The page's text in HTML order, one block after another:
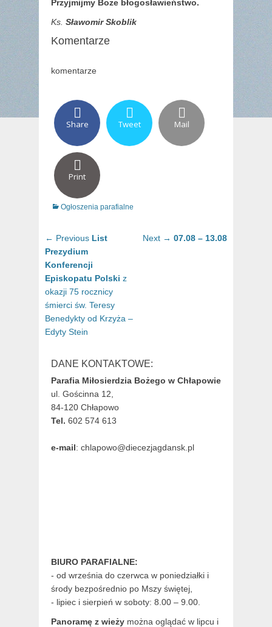
Przyjmijmy Boże błogosławieństwo.
Ks. Sławomir Skoblik
Komentarze
komentarze
Share Tweet Mail
Print
Categories
Ogłoszenia parafialne
Nawigacja
wpisu
← Previous Previous
List
Prezydium
Konferencji
Episkopatu Polski z
okazji 75 rocznicy
śmierci św. Teresy
Benedykty od Krzyża –
Edyty Stein
Next → Next
07.08 – 13.08
DANE KONTAKTOWE:
Parafia Miłosierdzia Bożego w Chłapowie
ul. Gościnna 12,
84-120 Chłapowo
Tel. 602 574 613
e-mail: chlapowo@diecezjagdansk.pl
BIURO PARAFIALNE:
- od września do czerwca w poniedziałki i
środy bezpośrednio po Mszy świętej,
- lipiec i sierpień w soboty: 8.00 – 9.00.
Panoramę z wieży można oglądać w lipcu i